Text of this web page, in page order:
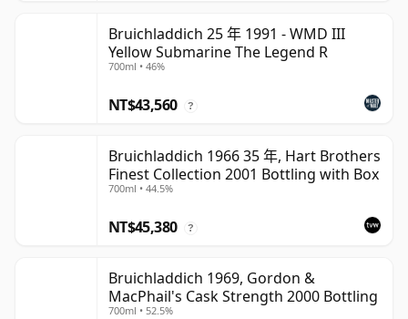
Bruichladdich 25 年 1991 - WMD III
Yellow Submarine The Legend R
700ml • 46%
NT$43,560 ?
Bruichladdich 1966 35 年, Hart Brothers
Finest Collection 2001 Bottling with Box
700ml • 44.5%
NT$45,380 ?
Bruichladdich 1969, Gordon &
MacPhail's Cask Strength 2000 Bottling
700ml • 52.5%